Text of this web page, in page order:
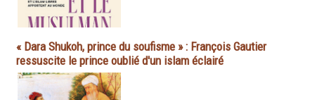
« Dara Shukoh, prince du soufisme » : François Gautier
ressuscite le prince oublié d'un islam éclairé